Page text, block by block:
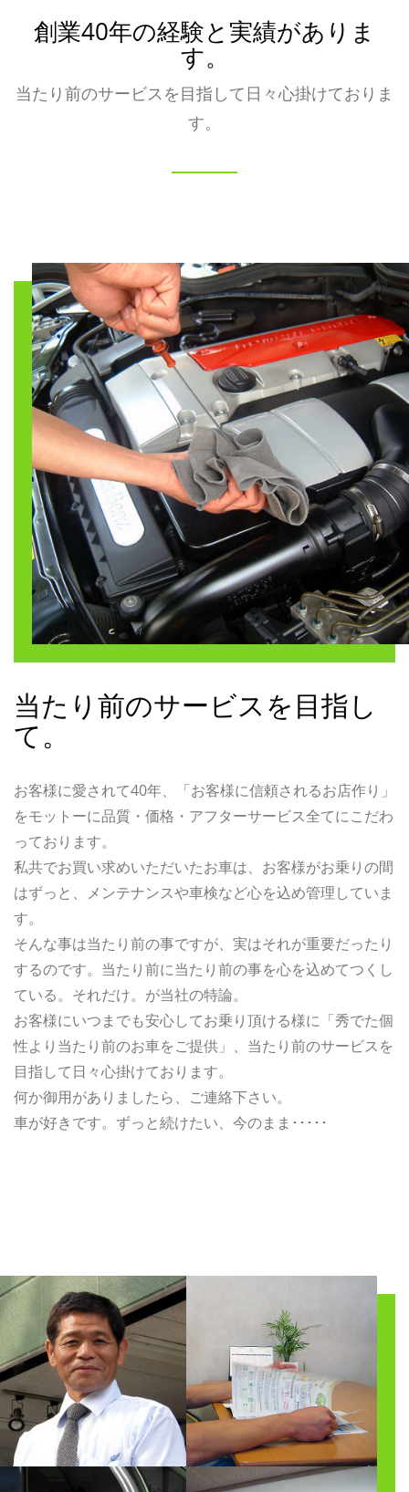
創業40年の経験と実績がありま
す。
当たり前のサービスを目指して日々心掛けておりま
す。
当たり前のサービスを目指し
て。
お客様に愛されて40年、「お客様に信頼されるお店作り」
をモットーに品質・価格・アフターサービス全てにこだわ
っております。
私共でお買い求めいただいたお車は、お客様がお乗りの間
はずっと、メンテナンスや車検など心を込め管理していま
す。
そんな事は当たり前の事ですが、実はそれが重要だったり
するのです。当たり前に当たり前の事を心を込めてつくし
ている。それだけ。が当社の特論。
お客様にいつまでも安心してお乗り頂ける様に「秀でた個
性より当たり前のお車をご提供」、当たり前のサービスを
目指して日々心掛けております。
何か御用がありましたら、ご連絡下さい。
車が好きです。ずっと続けたい、今のまま･････